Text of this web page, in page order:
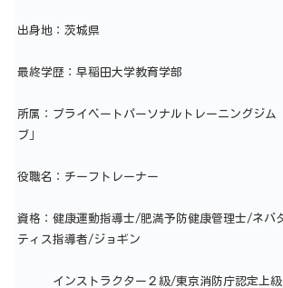
出身地：茨城県
最終学歴：早稲田大学教育学部
所属：プライベートパーソナルトレーニングジム
ブ」
役職名：チーフトレーナー
資格：健康運動指導士/肥満予防健康管理士/ネバ
ティス指導者/ジョギン
インストラクター２級/東京消防庁認定上